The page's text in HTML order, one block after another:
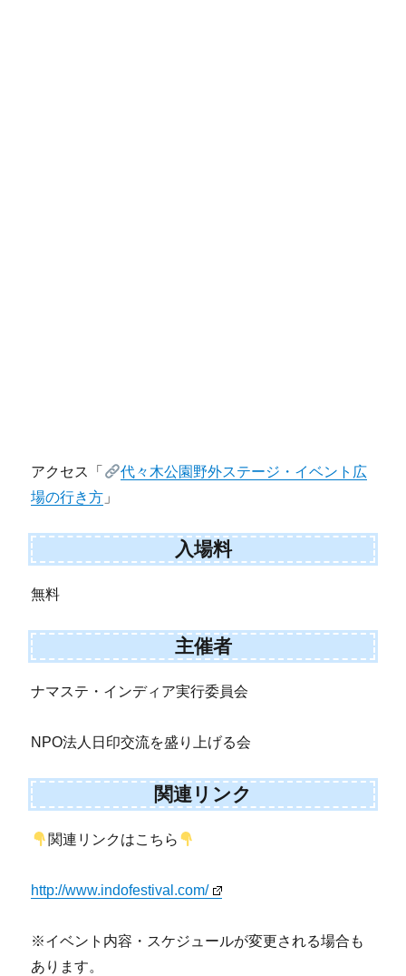
アクセス「
代々木公園野外ステージ・イベント広
場の行き方 」
入場料
無料
主催者
ナマステ・インディア実行委員会
NPO法人日印交流を盛り上げる会
関連リンク
関連リンクはこちら
http://www.indofestival.com/
※イベント内容・スケジュールが変更される場合も
あります。